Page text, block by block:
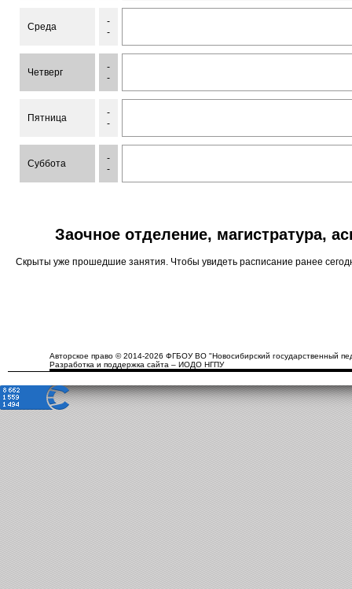
Среда
-
-
Четверг
-
-
Пятница
-
-
Суббота
-
-
Заочное отделение, магистратура,
Скрыты уже прошедшие занятия. Чтобы увидеть расписание ранее
Авторское право © 2014-2026 ФГБОУ ВО "Новосибирский государственный
Разработка и поддержка сайта – ИОДО НГПУ